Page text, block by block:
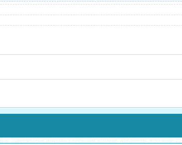
современные подходы к изучению истории, документы, источники 20